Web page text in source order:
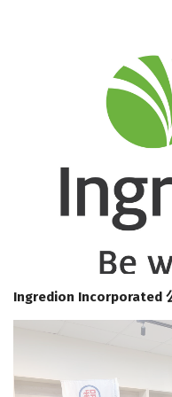
Ingredion Incorporated